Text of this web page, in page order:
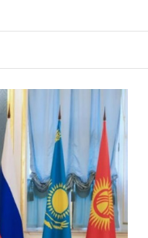
Հայաստանի
Արամ Վարդևանյան
քաղաքական
շեմը` չի անցել